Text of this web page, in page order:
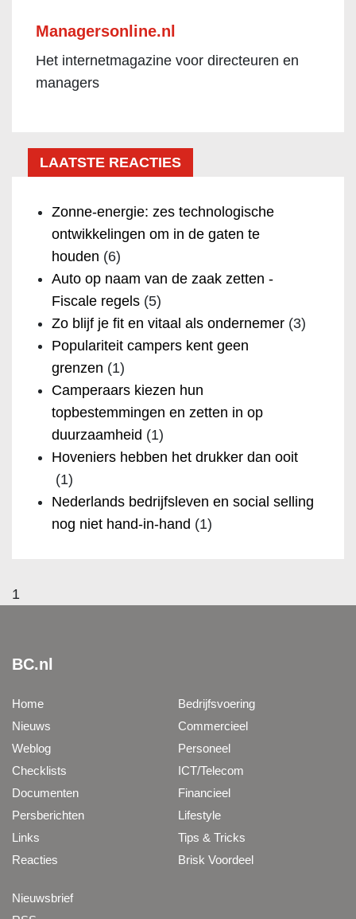
Managersonline.nl
Het internetmagazine voor directeuren en
managers
LAATSTE REACTIES
Zonne-energie: zes technologische
ontwikkelingen om in de gaten te
houden (6)
Auto op naam van de zaak zetten -
Fiscale regels (5)
Zo blijf je fit en vitaal als ondernemer (3)
Populariteit campers kent geen
grenzen (1)
Camperaars kiezen hun
topbestemmingen en zetten in op
duurzaamheid (1)
Hoveniers hebben het drukker dan ooit
(1)
Nederlands bedrijfsleven en social selling
nog niet hand-in-hand (1)
1
BC.nl
Home
Nieuws
Weblog
Checklists
Documenten
Persberichten
Links
Reacties
Bedrijfsvoering
Commercieel
Personeel
ICT/Telecom
Financieel
Lifestyle
Tips & Tricks
Brisk Voordeel
Nieuwsbrief